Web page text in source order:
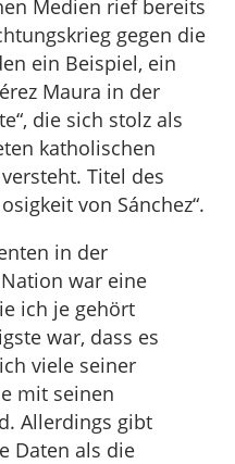
Medien rief bereits
gegen die
ein Beispiel, ein
Maura in der
die sich stolz als
katholischen
Titel des
von Sánchez“.
in der
war eine
ich je gehört
war, dass es
viele seiner
mit seinen
Allerdings gibt
Daten als die